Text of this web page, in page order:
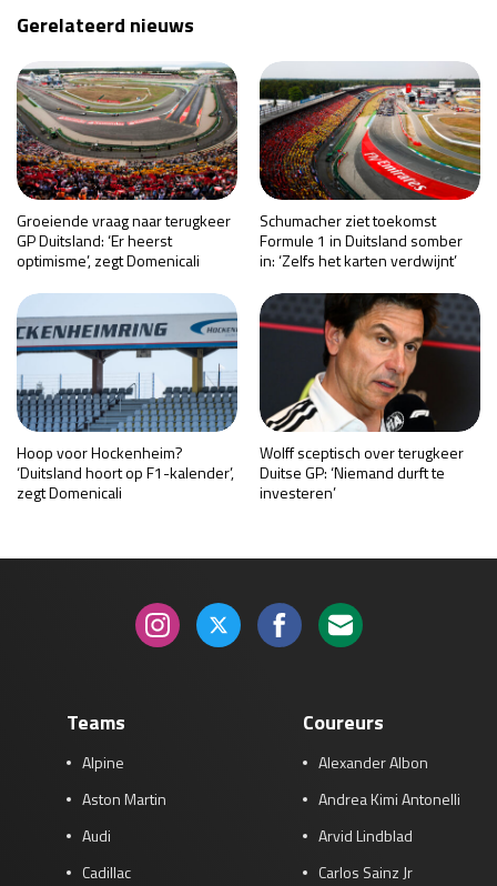
Gerelateerd nieuws
Groeiende vraag naar terugkeer
GP Duitsland: ‘Er heerst
optimisme’, zegt Domenicali
Schumacher ziet toekomst
Formule 1 in Duitsland somber
in: ‘Zelfs het karten verdwijnt’
Hoop voor Hockenheim?
‘Duitsland hoort op F1-kalender’,
zegt Domenicali
Wolff sceptisch over terugkeer
Duitse GP: ‘Niemand durft te
investeren’
Teams
Alpine
Aston Martin
Audi
Cadillac
Coureurs
Alexander Albon
Andrea Kimi Antonelli
Arvid Lindblad
Carlos Sainz Jr